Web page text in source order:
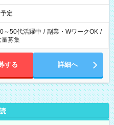
定
～50代活躍中 / 副業・WワークOK /
量募集
する 詳細へ